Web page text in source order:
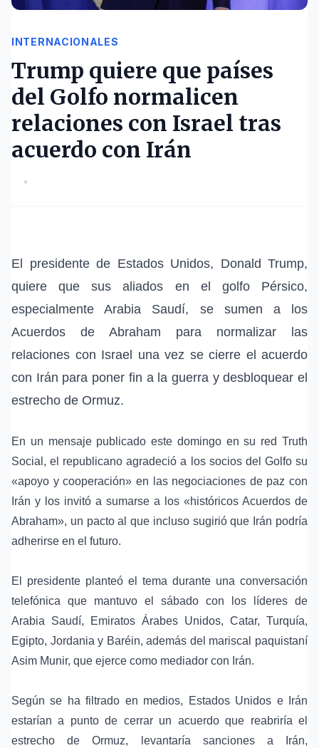
INTERNACIONALES
Trump quiere que países
del Golfo normalicen
relaciones con Israel tras
acuerdo con Irán
•
El presidente de Estados Unidos, Donald Trump,
quiere que sus aliados en el golfo Pérsico,
especialmente Arabia Saudí, se sumen a los
Acuerdos de Abraham para normalizar las
relaciones con Israel una vez se cierre el acuerdo
con Irán para poner fin a la guerra y desbloquear el
estrecho de Ormuz.
En un mensaje publicado este domingo en su red Truth
Social , el republicano agradeció a los socios del Golfo su
«apoyo y cooperación» en las negociaciones de paz con
Irán y los invitó a sumarse a los «históricos Acuerdos de
Abraham», un pacto al que incluso sugirió que Irán podría
adherirse en el futuro.
El presidente planteó el tema durante una conversación
telefónica que mantuvo el sábado con los líderes de
Arabia Saudí, Emiratos Árabes Unidos, Catar, Turquía,
Egipto, Jordania y Baréin, además del mariscal paquistaní
Asim Munir, que ejerce como mediador con Irán.
Según se ha filtrado en medios, Estados Unidos e Irán
estarían a punto de cerrar un acuerdo que reabriría el
estrecho de Ormuz, levantaría sanciones a Irán,